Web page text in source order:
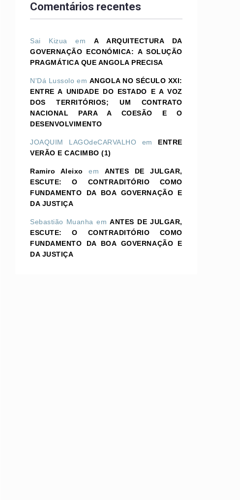
Comentários recentes
Sai Kizua emA ARQUITECTURA DA
GOVERNAÇÃO ECONÓMICA: A SOLUÇÃO
PRAGMÁTICA QUE ANGOLA PRECISA
N'Dá Lussolo em ANGOLA NO SÉCULO XXI:
ENTRE A UNIDADE DO ESTADO E A VOZ
DOS TERRITÓRIOS; UM CONTRATO
NACIONAL PARA A COESÃO E O
DESENVOLVIMENTO
JOAQUIM LAGOdeCARVALHO em ENTRE
VERÃO E CACIMBO (1)
Ramiro Aleixo em ANTES DE JULGAR,
ESCUTE: O CONTRADITÓRIO COMO
FUNDAMENTO DA BOA GOVERNAÇÃO E
DA JUSTIÇA
Sebastião Muanha emANTES DE JULGAR,
ESCUTE: O CONTRADITÓRIO COMO
FUNDAMENTO DA BOA GOVERNAÇÃO E
DA JUSTIÇA